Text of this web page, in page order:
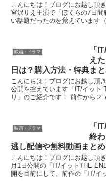
こんにちは！ブログにお越し頂
宮沢りえ主演で「ぼくらの7日
い話題だったのを覚えています
映画・ドラマ
「
え
日は？購入方法・特典ま
こんにちは！ブログにお越し頂
公開を控えています「IT/イット
り」のご紹介です！ 前作から２
映画・ドラマ
「
終
逃し配信や無料動画まとめ
こんにちは！ブログにお越し頂
月1日公開の「IT/イットTHE
開を目前にして、前作の「IT/イ